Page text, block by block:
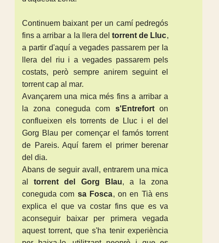
Continuem baixant per un camí pedregós
fins a arribar a la llera del torrent de Lluc,
a partir d'aquí a vegades passarem per la
llera del riu i a vegades passarem pels
costats, però sempre anirem seguint el
torrent cap al mar.
Avançarem una mica més fins a arribar a
la zona coneguda com s'Entrefort on
conflueixen els torrents de Lluc i el del
Gorg Blau per començar el famós torrent
de Pareis. Aquí farem el primer berenar
del dia.
Abans de seguir avall, entrarem una mica
altorrent del Gorg Blau, a la zona
coneguda com sa Fosca, on en Tià ens
explica el que va costar fins que es va
aconseguir baixar per primera vegada
aquest torrent, que s'ha tenir experiència